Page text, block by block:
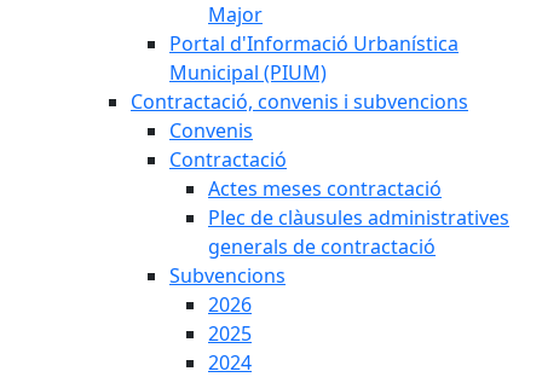
Major
Portal d'Informació Urbanística
Municipal (PIUM)
Contractació, convenis i subvencions
Convenis
Contractació
Actes meses contractació
Plec de clàusules administratives
generals de contractació
Subvencions
2026
2025
2024